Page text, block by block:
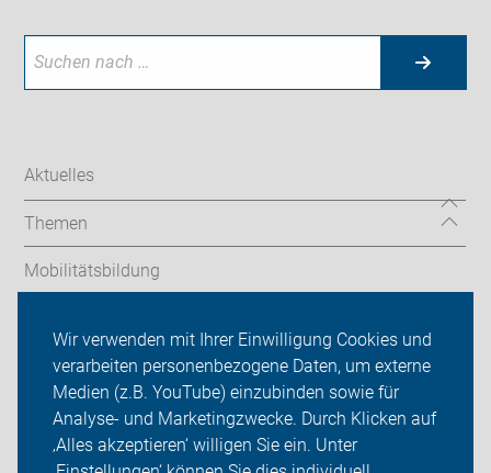
Wir verwenden mit Ihrer Einwilligung Cookies und
verarbeiten personenbezogene Daten, um externe
Medien (z.B. YouTube) einzubinden sowie für
Analyse- und Marketingzwecke. Durch Klicken auf
‚Alles akzeptieren‘ willigen Sie ein. Unter
Aktuelles
Themen
Mobilitätsbildung
ADFC Schwerin
Sei dabei
Presse